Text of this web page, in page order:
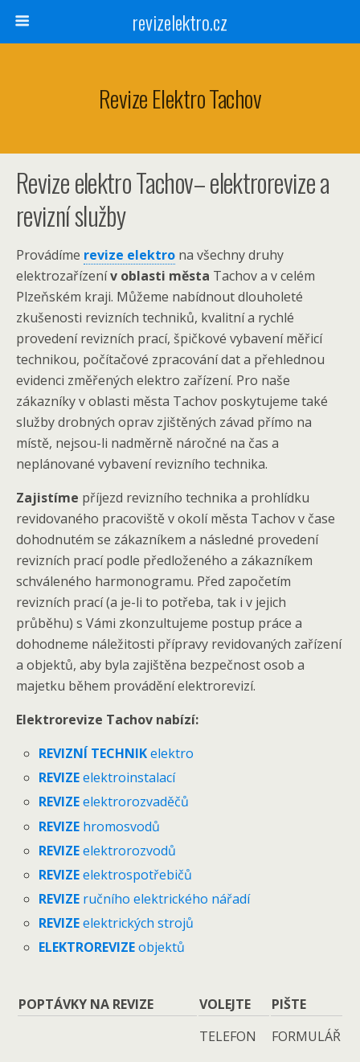
revizelektro.cz
Revize Elektro Tachov
Revize elektro Tachov– elektrorevize a
revizní služby
Provádíme revize elektro na všechny druhy
elektrozařízenív oblasti města Tachov a v celém
Plzeňském kraji. Můžeme nabídnout dlouholeté
zkušenosti revizních techniků, kvalitní a rychlé
provedení revizních prací, špičkové vybavení měřicí
technikou, počítačové zpracování dat a přehlednou
evidenci změřených elektro zařízení. Pro naše
zákazníky v oblasti města Tachov poskytujeme také
služby drobných oprav zjištěných závad přímo na
místě, nejsou-li nadměrně náročné na čas a
neplánované vybavení revizního technika.
Zajistíme příjezd revizního technika a prohlídku
revidovaného pracoviště v okolí města Tachov v čase
dohodnutém se zákazníkem a následné provedení
revizních prací podle předloženého a zákazníkem
schváleného harmonogramu. Před započetím
revizních prací (a je-li to potřeba, tak i v jejich
průběhu) s Vámi zkonzultujeme postup práce a
dohodneme náležitosti přípravy revidovaných zařízení
a objektů, aby byla zajištěna bezpečnost osob a
majetku během provádění elektrorevizí.
Elektrorevize Tachov nabízí:
REVIZNÍ TECHNIKelektro
REVIZEelektroinstalací
REVIZEelektrorozvaděčů
REVIZE hromosvodů
REVIZEelektrorozvodů
REVIZEelektrospotřebičů
REVIZE ručního elektrického nářadí
REVIZEelektrických strojů
ELEKTROREVIZEobjektů
POPTÁVKY NA REVIZE VOLEJTE
PIŠTE
TELEFON
FORMULÁŘ